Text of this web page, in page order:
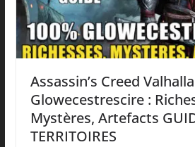
Assassin’s Creed
Glowecestrescire :
Mystères, Artefacts
TERRITOIRES